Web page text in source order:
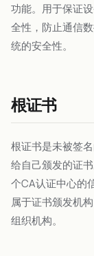
功能。用于保证
全性，防止通信
统的安全性。
根证书
根证书是未被签
给自己颁发的证
个CA认证中心的
属于证书颁发机
组织机构。